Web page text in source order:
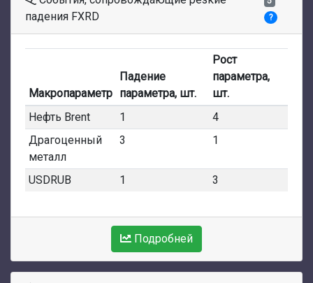
падения FXRD
?
Макропараметр
Падение
параметра, шт.
Рост
параметра,
шт.
Нефть Brent
1
4
Драгоценный
металл
3 1
USDRUB 1 3
Подробней